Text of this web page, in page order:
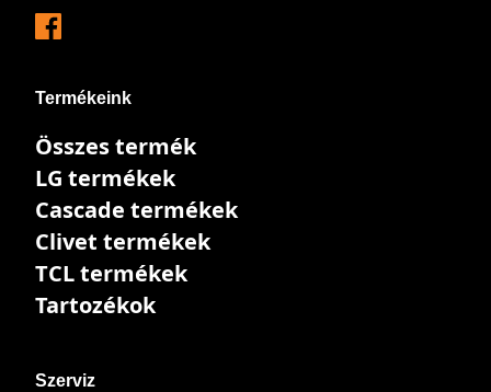
Termékeink
Összes termék
LG termékek
Cascade termékek
Clivet termékek
TCL termékek
Tartozékok
Szerviz